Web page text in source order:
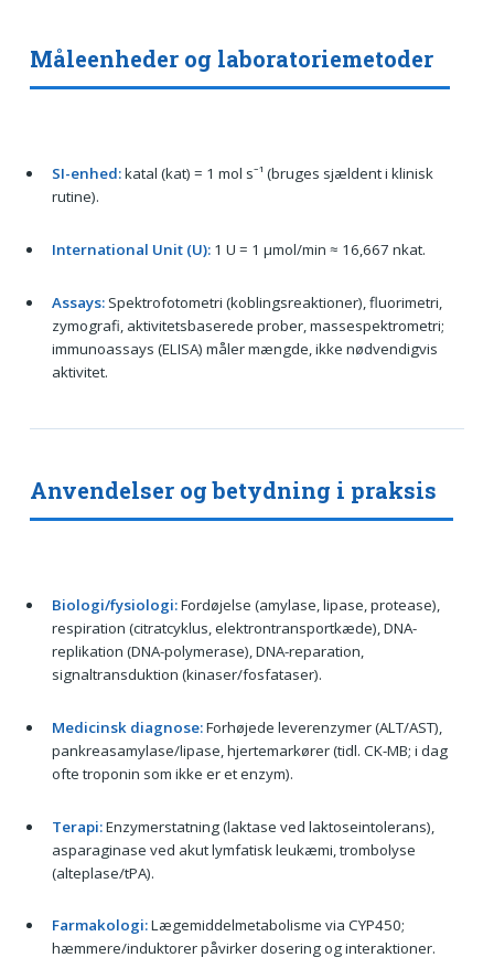
Måleenheder og laboratoriemetoder
SI-enhed:katal (kat) = 1 mol s⁻¹ (bruges sjældent i klinisk
rutine).
International Unit (U):1 U = 1 μmol/min ≈ 16,667 nkat.
Assays:Spektrofotometri (koblingsreaktioner), fluorimetri,
zymografi, aktivitetsbaserede prober, massespektrometri;
immunoassays (ELISA) måler mængde, ikke nødvendigvis
aktivitet.
Anvendelser og betydning i praksis
Biologi/fysiologi:Fordøjelse (amylase, lipase, protease),
respiration (citratcyklus, elektrontransportkæde), DNA-
replikation (DNA-polymerase), DNA-reparation,
signaltransduktion (kinaser/fosfataser).
Medicinsk diagnose:Forhøjede leverenzymer (ALT/AST),
pankreasamylase/lipase, hjertemarkører (tidl. CK-MB; i dag
ofte troponin som ikke er et enzym).
Terapi:Enzymerstatning (laktase ved laktoseintolerans),
asparaginase ved akut lymfatisk leukæmi, trombolyse
(alteplase/tPA).
Farmakologi:Lægemiddelmetabolisme via CYP450;
hæmmere/induktorer påvirker dosering og interaktioner.